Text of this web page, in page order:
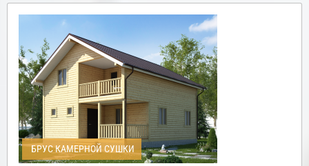
БРУС КАМЕРНОЙ СУШКИ